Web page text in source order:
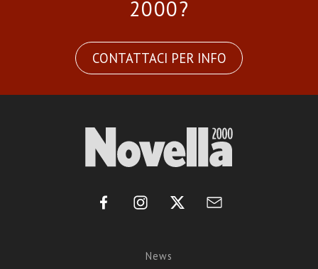
2000?
CONTATTACI PER INFO
News